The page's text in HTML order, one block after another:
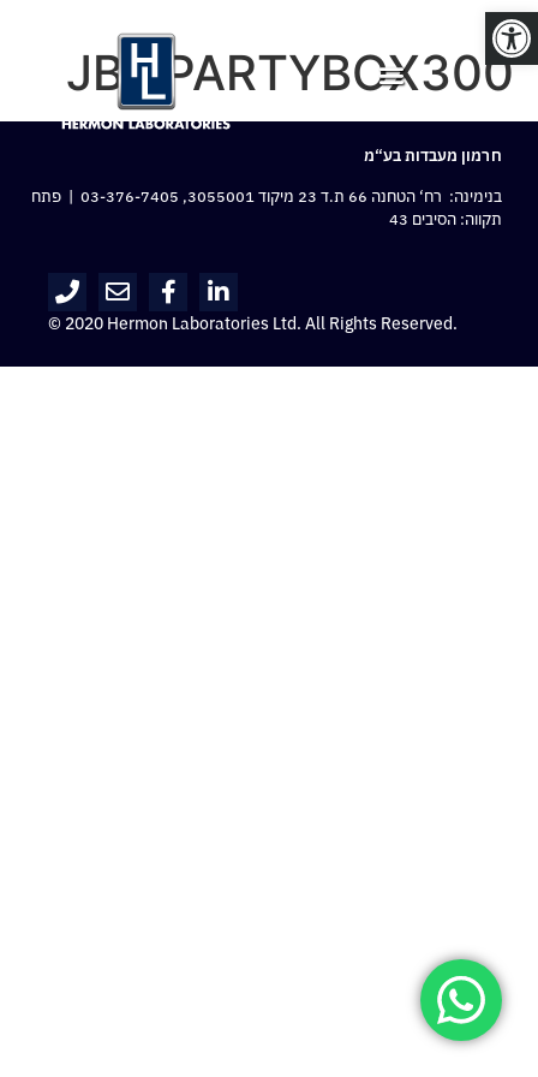
פתח סרגל נגישות
JBL PARTYBOX300
חרמון מעבדות בע“מ
בנימינה: רח‘ הטחנה 66 ת.ד 23 מיקוד 3055001,
03-376-7405 | פתח
תקווה: הסיבים 43
© 2020 Hermon Laboratories Ltd. All Rights Reserved.